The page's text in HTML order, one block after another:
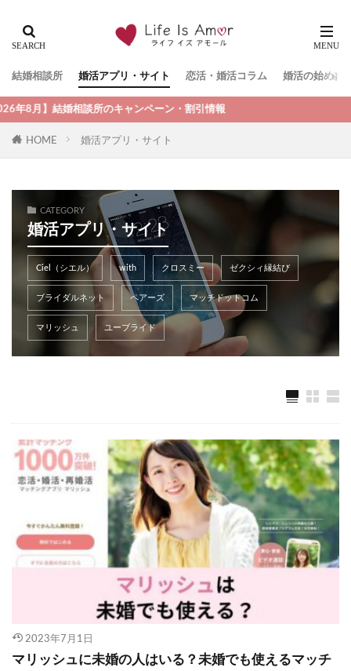
結婚相談所 婚活アプリ・サイト 恋活・婚活コラム 婚活の始め方
談所のキャンペーン・割引情報
HOME 婚活アプリ・サイト
CATEGORY
婚活アプリ・サイト
Ciel（シエル） with クロスミー ゼクシィ縁結び
ブライダルネット ペアーズ マッチドットコム
マリッシュ ユーブライド
2023年7月1日
マリッシュに未婚の人はいる？未婚でも使えるマッチ